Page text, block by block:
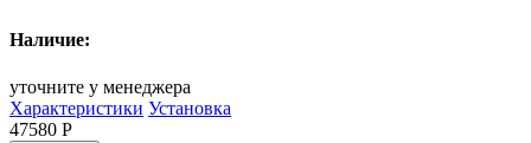
Наличие:
уточните у менеджера
Характеристики Установка
47580 Р